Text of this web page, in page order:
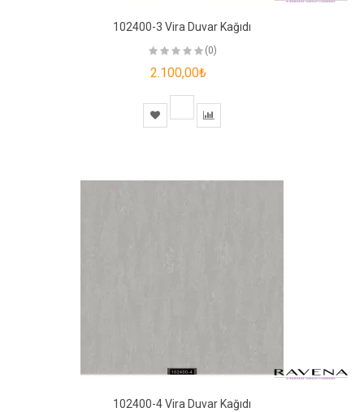
102400-3 Vira Duvar Kağıdı
(0)
2.100,00₺
102400-4 Vira Duvar Kağıdı